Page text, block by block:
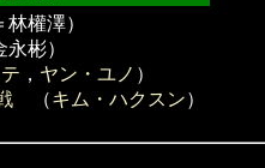
林權澤）
永彬）
， ヤン・ユノ ）
（キム・ハクスン）